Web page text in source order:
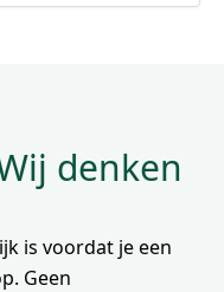
denken
is voordat je een
Geen